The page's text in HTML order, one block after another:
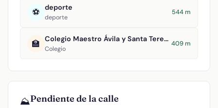
⚽ deporte
deporte
544 m
🏫 Colegio Maestro Ávila y Santa Teresa
Colegio
409 m
⛰️Pendiente de la calle